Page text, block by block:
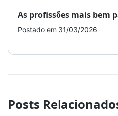
As profissões mais bem
Postado em 31/03/2026
Posts